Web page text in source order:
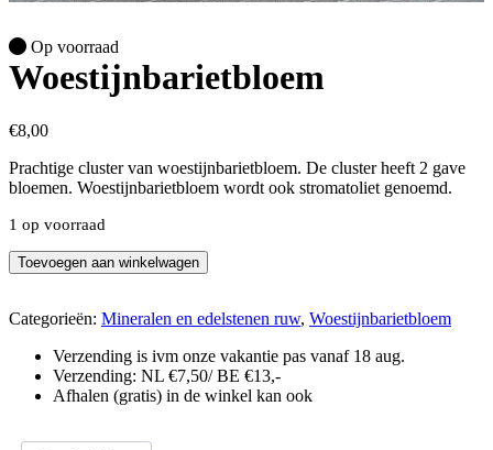
Op voorraad
Woestijnbarietbloem
€8,00
Prachtige cluster van woestijnbarietbloem. De cluster heeft 2 gave
bloemen. Woestijnbarietbloem wordt ook stromatoliet genoemd.
1 op voorraad
Woestijnbarietbloem
aantal
Toevoegen aan winkelwagen
Categorieën: Mineralen en edelstenen ruw, Woestijnbarietbloem
Verzending is ivm onze vakantie pas vanaf 18 aug.
Verzending: NL €7,50/ BE €13,-
Afhalen (gratis) in de winkel kan ook